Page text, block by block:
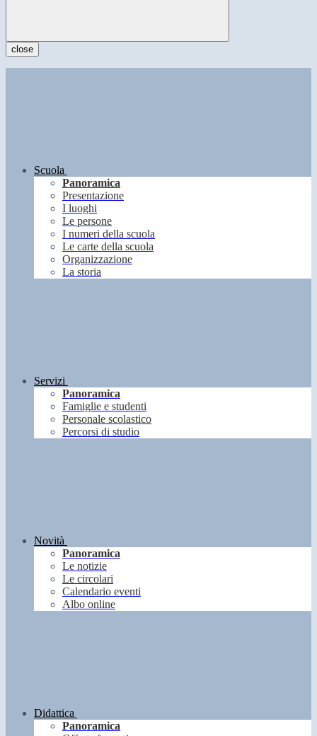
close
Scuola
Panoramica
Presentazione
I luoghi
Le persone
I numeri della scuola
Le carte della scuola
Organizzazione
La storia
Servizi
Panoramica
Famiglie e studenti
Personale scolastico
Percorsi di studio
Novità
Panoramica
Le notizie
Le circolari
Calendario eventi
Albo online
Didattica
Panoramica